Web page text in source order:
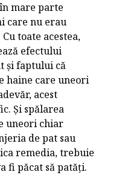
mare parte
care nu erau
toate acestea,
efectului
și faptului că
haine care uneori
acest
Și spălarea
uneori chiar
de pat sau
remedia, trebuie
fi păcat să patăți.